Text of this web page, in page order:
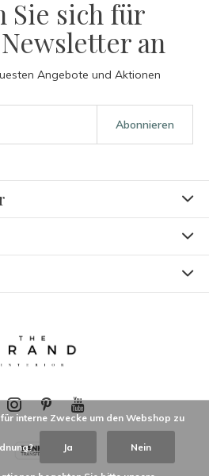
Sie sich für
an
Angebote und Aktionen
Abonnieren
interne Zwecke um den Webshop zu
Ja Nein